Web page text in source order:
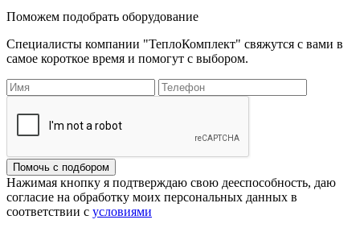
Поможем подобрать оборудование
Специалисты компании "ТеплоКомплект" свяжутся с вами в
самое короткое время и помогут с выбором.
Помочь с подбором
Нажимая кнопку я подтверждаю свою дееспособность, даю
согласие на обработку моих персональных данных в
соответствии с условиями